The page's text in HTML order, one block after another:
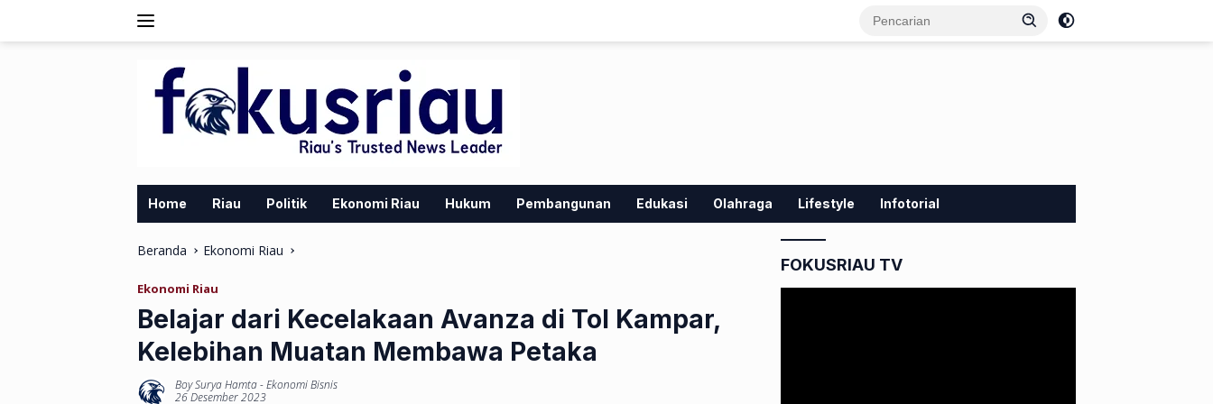
Home Riau Politik Ekonomi Riau Hukum Pembangunan Edukasi Olahraga Lifestyle Infotorial
Beranda Ekonomi Riau
Ekonomi Riau
Belajar dari Kecelakaan Avanza di Tol Kampar,
Kelebihan Muatan Membawa Petaka
Boy Surya Hamta-Ekonomi Bisnis
26 Desember 2023
FOKUSRIAU TV